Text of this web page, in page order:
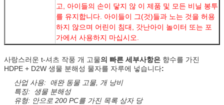
고, 아이들의 손이 닿지 않 이 제품 및 모든 비닐 봉투
를 유지합니다. 아이들이 그(것)들과 노는 것을 허용
하지 않으며 어린이 침대, 갓난아이 놀이터 또는 포
가에서 사용하지 마십시오.
사랑스러운 t-셔츠 작풍 개 고물의 빠른 세부사항은 향수를 가진
HDPE + D2W 생물 분해성 물자를 자루에 넣습니다:
산업 사용: 애완 동물 고물, 개 낭비
특징: 생물 분해성
유형: 안으로 200 PC를 가진 목록 상자 당